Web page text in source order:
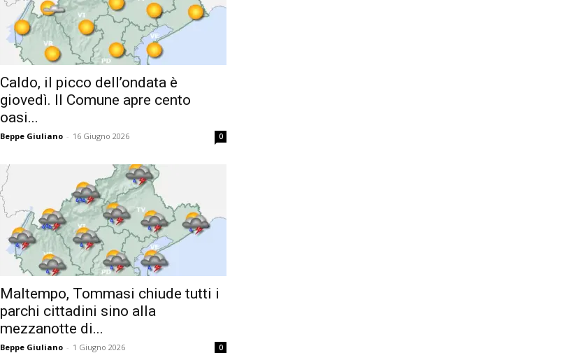
Caldo, il picco dell’ondata è
giovedì. Il Comune apre cento
oasi...
Beppe Giuliano - 16 Giugno 2026 0
Maltempo, Tommasi chiude tutti i
parchi cittadini sino alla
mezzanotte di...
Beppe Giuliano - 1 Giugno 2026 0